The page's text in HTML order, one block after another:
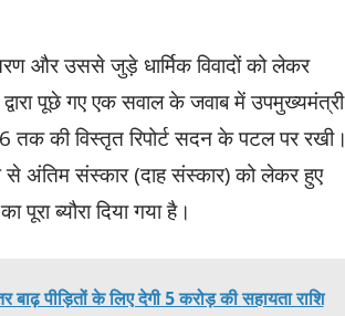
और उससे जुड़े धार्मिक विवादों को लेकर
पूछे गए एक सवाल के जवाब में उपमुख्यमंत्री
की विस्तृत रिपोर्ट सदन के पटल पर रखी।
से अंतिम संस्कार (दाह संस्कार) को लेकर हुए
पूरा ब्यौरा दिया गया है।
पीड़ितों के लिए देगी 5 करोड़ की सहायता राशि